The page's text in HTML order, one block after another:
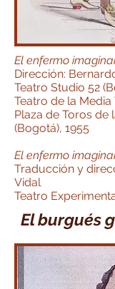
El enfermo
Dirección:
Teatro Studio 52
Teatro de la
Plaza de Toros de
(Bogotá), 1955
El enfermo
Traducción y
Vidal
Teatro
El burgués